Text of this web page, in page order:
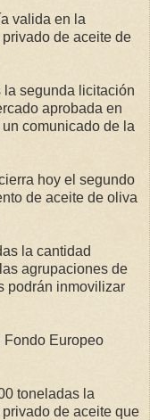
valida en la
de aceite de
la segunda licitación
aprobada en
comunicado de la
hoy el segundo
de aceite de oliva
la cantidad
agrupaciones de
podrán inmovilizar
Fondo Europeo
toneladas la
de aceite que